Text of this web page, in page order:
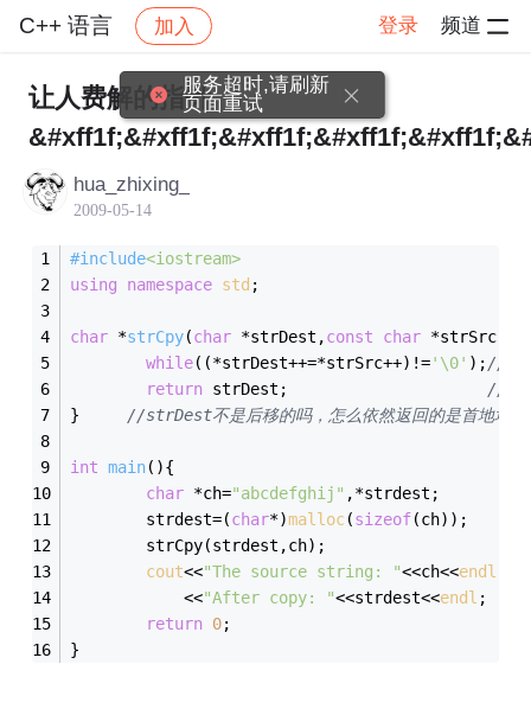
C++ 语言 加入 登录 频道
社区 C++ 语言 帖子详情
让人费解的指针
hua_zhixing_
2009-05-14
#include<iostream>
using
namespace std ;
char *strCpy(char *strDest,const char *strSrc)
while((*strDest++=*strSrc++)!='\0' );//把
return strDest; //一
} //strDest不是后移的吗，怎么依然返回的是首地
int main(){
char *ch="abcdefghij" ,*strdest;
        strdest=(
char*)malloc(sizeof(ch));
        strCpy(strdest,ch);
cout<<"The source string: "<<ch<<endl
            <<
"After copy: "<<strdest<<endl ;
return 0;
}
服务超时,请刷新
页面重试